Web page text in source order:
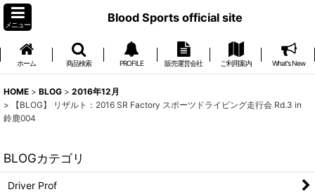
メニュー
Blood Sports official site
ホーム 商品検索 PROFILE 販売運営会社 ご利用案内 What's New
HOME > BLOG > 2016年12月
>
【BLOG】 リザルト：2016 SR Factory スポーツドライビング走行会 Rd.3 in
鈴鹿004
BLOGカテゴリ
Driver Prof